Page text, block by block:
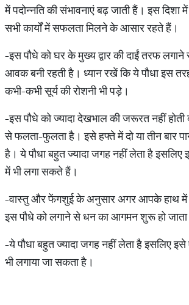
में पदोन्नति की संभावनाएं बढ़ जाती हैं। इस
सभी कार्यों में सफलता मिलने के आसार रहते हैं।
-इस पौधे को घर के मुख्य द्वार की दाईं तरफ
आवक बनी रहती है। ध्यान रखें कि ये पौधा इस
कभी-कभी सूर्य की रोशनी भी पड़े।
-इस पौधे को ज्यादा देखभाल की जरूरत नहीं
से फलता-फुलता है। इसे हफ्ते में दो या तीन बार
है। ये पौधा बहुत ज्यादा जगह नहीं लेता है
में भी लगा सकते हैं।
-वास्तु और फेंगशुई के अनुसार अगर आपके हाथ में
इस पौधे को लगाने से धन का आगमन शुरू हो जाता
-ये पौधा बहुत ज्यादा जगह नहीं लेता है इसलिए
भी लगाया जा सकता है।